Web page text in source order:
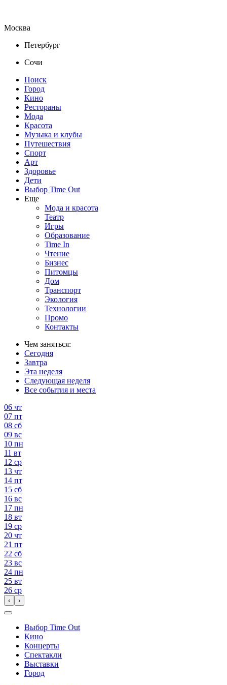
Москва
Петербург
Сочи
Поиск
Город
Кино
Рестораны
Мода
Красота
Музыка и клубы
Путешествия
Спорт
Арт
Здоровье
Дети
Выбор Time Out
Еще
Мода и красота
Театр
Игры
Образование
Time In
Чтение
Бизнес
Питомцы
Дом
Транспорт
Экология
Технологии
Промо
Контакты
Чем заняться:
Сегодня
Завтра
Эта неделя
Следующая неделя
Все события и места
06 чт
07 пт
08 сб
09 вс
10 пн
11 вт
12 ср
13 чт
14 пт
15 сб
16 вс
17 пн
18 вт
19 ср
20 чт
21 пт
22 сб
23 вс
24 пн
25 вт
26 ср
‹ ›
Выбор Time Out
Кино
Концерты
Спектакли
Выставки
Город